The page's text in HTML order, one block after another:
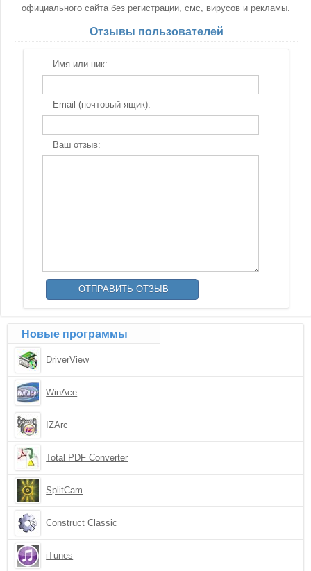
официального сайта без регистрации, смс, вирусов и рекламы.
Отзывы пользователей
Имя или ник:
Email (почтовый ящик):
Ваш отзыв:
Новые программы
DriverView
WinAce
IZArc
Total PDF Converter
SplitCam
Construct Classic
iTunes